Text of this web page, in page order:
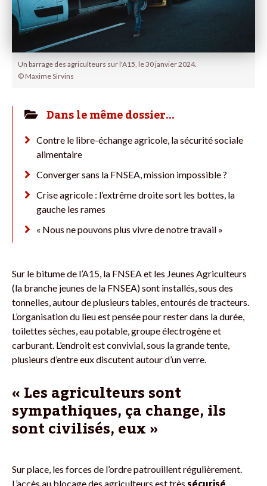
Un barrage des agriculteurs sur l'A15, le 30 janvier 2024.
© Maxime Sirvins
Dans le même dossier…
Contre le libre-échange agricole, la sécurité sociale
alimentaire
Converger sans la FNSEA, mission impossible ?
Crise agricole : l’extrême droite sort les bottes, la
gauche les rames
« Nous ne pouvons plus vivre de notre travail »
Sur le bitume de l’A15, la FNSEA et les Jeunes Agriculteurs
(la branche jeunes de la FNSEA) sont installés, sous des
tonnelles, autour de plusieurs tables, entourés de tracteurs.
L’organisation du lieu est pensée pour rester dans la durée,
toilettes sèches, eau potable, groupe électrogène et
carburant. L’endroit est convivial, sous la grande tente,
plusieurs d’entre eux discutent autour d’un verre.
« Les agriculteurs sont
sympathiques, ça change, ils
sont civilisés, eux »
Sur place, les forces de l’ordre patrouillent régulièrement.
L’accès au blocage des agriculteurs est très sécurisé